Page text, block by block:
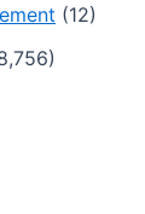
(12)